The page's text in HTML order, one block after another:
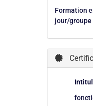
Formation
jour/groupe